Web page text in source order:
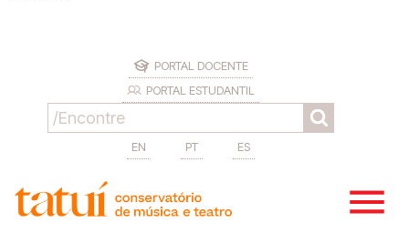
PORTAL DOCENTE
PORTAL ESTUDANTIL
EN PT ES